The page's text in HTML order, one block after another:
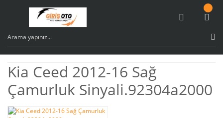
Kia Ceed 2012-16 Sağ
Çamurluk Sinyali.92304a2000